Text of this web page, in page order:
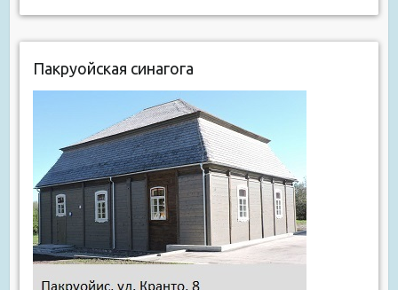
Пакруойская синагога